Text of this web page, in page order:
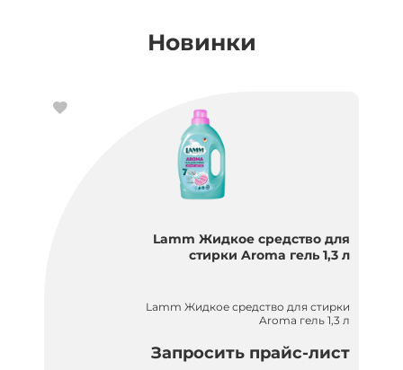
Новинки
Lamm Жидкое средство для
стирки Aroma гель 1,3 л
Lamm Жидкое средство для стирки
Aroma гель 1,3 л
Запросить прайс-лист